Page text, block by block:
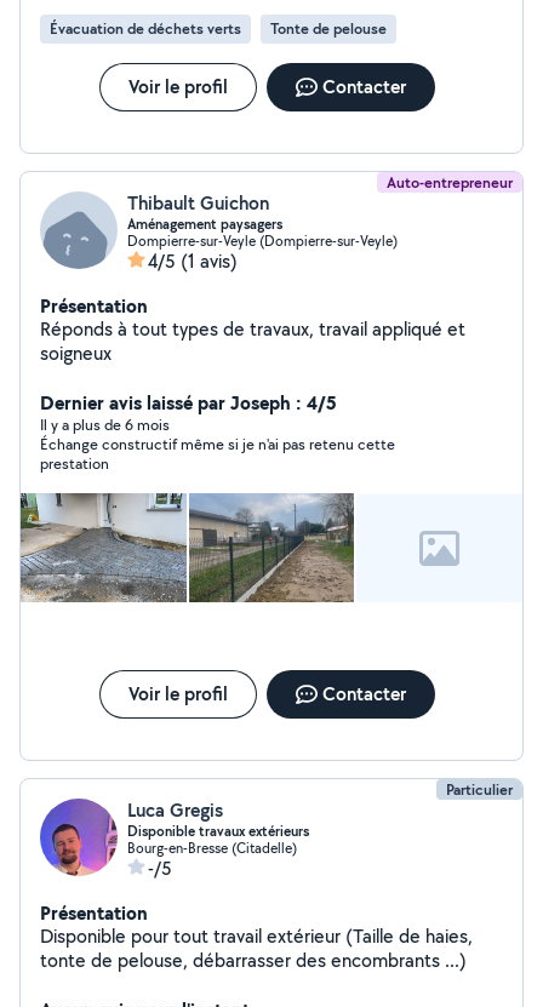
Évacuation de déchets verts Tonte de pelouse
Voir le profil Contacter
Auto-entrepreneur
Thibault Guichon
Aménagement paysagers
Dompierre-sur-Veyle (Dompierre-sur-Veyle)
4/5 (1 avis)
Présentation
Réponds à tout types de travaux, travail appliqué et
soigneux
Dernier avis laissé par Joseph : 4/5
Il y a plus de 6 mois
Échange constructif même si je n'ai pas retenu cette
prestation
Voir le profil Contacter
Particulier
Luca Gregis
Disponible travaux extérieurs
Bourg-en-Bresse (Citadelle)
-/5
Présentation
Disponible pour tout travail extérieur (Taille de haies,
tonte de pelouse, débarrasser des encombrants ...)